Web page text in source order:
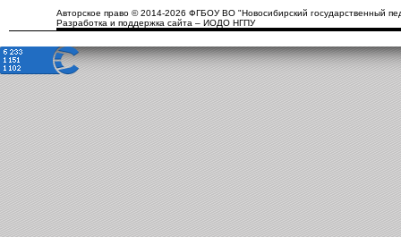
Авторское право © 2014-2026 ФГБОУ ВО "Новосибирский государственный
Разработка и поддержка сайта – ИОДО НГПУ